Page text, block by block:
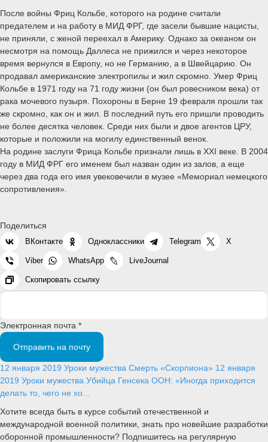
После войны Фриц Кольбе, которого на родине считали
предателем и на работу в МИД ФРГ, где засели бывшие нацисты,
не приняли, с женой переехал в Америку. Однако за океаном он
несмотря на помощь Даллеса не прижился и через некоторое
время вернулся в Европу, но не Германию, а в Швейцарию. Он
продавал американские электропилы и жил скромно. Умер Фриц
Кольбе в 1971 году на 71 году жизни (он был ровесником века) от
рака мочевого пузыря. Похороны в Берне 19 февраля прошли так
же скромно, как он и жил. В последний путь его пришли проводить
не более десятка человек. Среди них были и двое агентов ЦРУ,
которые и положили на могилу единственный венок.
На родине заслуги Фрица Кольбе признали лишь в XXI веке. В 2004
году в МИД ФРГ его именем был назван один из залов, а еще
через два года его имя увековечили в музее «Мемориал немецкого
сопротивления».
Поделиться
ВКонтакте Одноклассники Telegram X
Viber WhatsApp LiveJournal
Скопировать ссылку
Электронная почта *
Отправить на почту
12 января 2019 Уроки мужества Смерть «Скорпиона» 12 января
2019 Уроки мужества Убийца Генсека ООН: «Иногда приходится
делать то, чего не хо...
Хотите всегда быть в курсе событий отечественной и
международной военной политики, знать про новейшие разработки
оборонной промышленности? Подпишитесь на регулярную